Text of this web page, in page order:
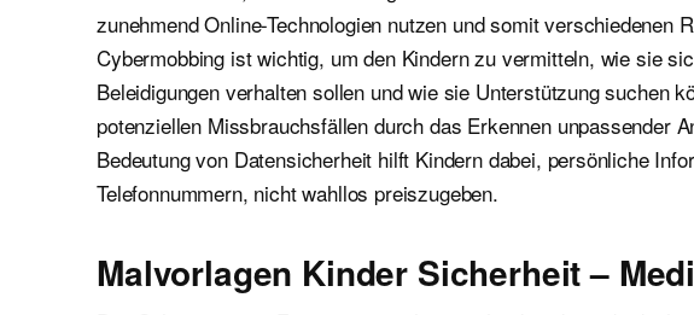
zunehmend Online-Technologien nutzen und somit verschiedenen
Cybermobbing ist wichtig, um den Kindern zu vermitteln, wie sie
Beleidigungen verhalten sollen und wie sie Unterstützung suchen
potenziellen Missbrauchsfällen durch das Erkennen unpassender
Bedeutung von Datensicherheit hilft Kindern dabei, persönliche
Telefonnummern, nicht wahllos preiszugeben.
Malvorlagen Kinder Sicherheit –